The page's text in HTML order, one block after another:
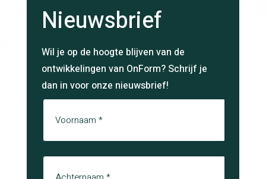
Nieuwsbrief
Wil je op de hoogte blijven van de
ontwikkelingen van OnForm? Schrijf je
dan in voor onze nieuwsbrief!
Naam
Voornaam